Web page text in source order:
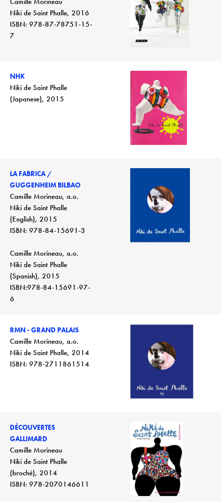
Niki de Saint Phalle, 2016
ISBN: 978-87-78751-15-
7
NHK
Niki de Saint Phalle
(Japanese), 2015
LA FABRICA /
GUGGENHEIM BILBAO
Camille Morineau, a.o.
Niki de Saint Phalle
(English), 2015
ISBN: 978-84-15691-3
Camille Morineau, a.o.
Niki de Saint Phalle
(Spanish), 2015
ISBN:978-84-15691-97-
6
RMN - GRAND PALAIS
Camille Morineau, a.o.
Niki de Saint Phalle, 2014
ISBN: 978-2711861514
DÉCOUVERTES
GALLIMARD
Camille Morineau
Niki de Saint Phalle
(broché), 2014
ISBN: 978-2070146611